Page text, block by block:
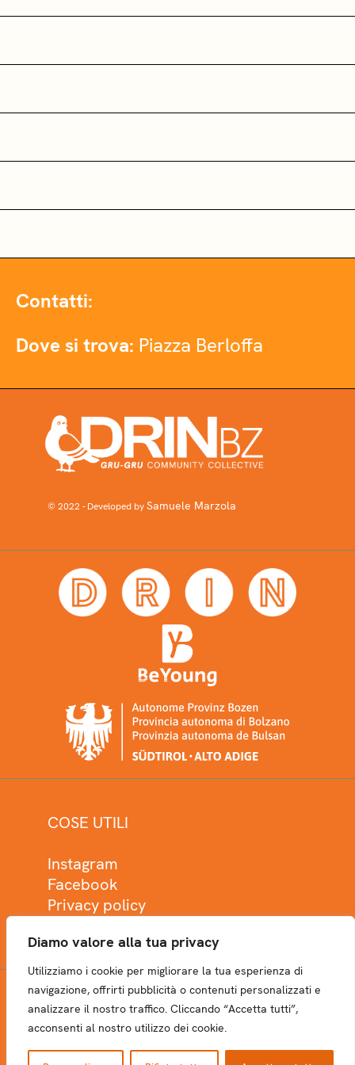
Diamo valore alla tua privacy
Utilizziamo i cookie per migliorare la tua esperienza di
navigazione, offrirti pubblicità o contenuti personalizzati e
analizzare il nostro traffico. Cliccando “Accetta tutti”,
acconsenti al nostro utilizzo dei cookie.
Contatti:
Dove si trova: Piazza Berloffa
© 2022 - Developed bySamuele Marzola
COSE UTILI
Instagram
Facebook
Privacy policy
NEWSLETTER